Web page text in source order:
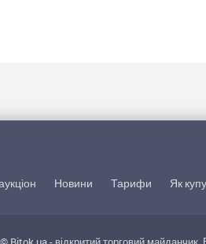
Новини Тарифи Як